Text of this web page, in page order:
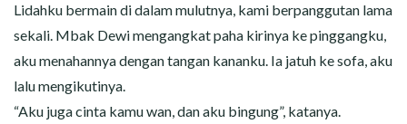
Lidahku bermain di dalam mulutnya, kami berpanggutan lama
sekali. Mbak Dewi mengangkat paha kirinya ke pinggangku,
aku menahannya dengan tangan kananku. Ia jatuh ke sofa, aku
lalu mengikutinya.
“Aku juga cinta kamu wan, dan aku bingung”, katanya.